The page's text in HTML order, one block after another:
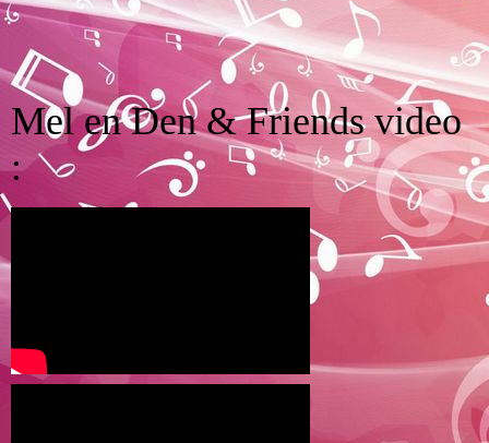
Mel en Den & Friends video
: